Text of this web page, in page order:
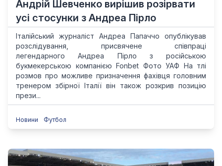
Андрій Шевченко вирішив розірвати
усі стосунки з Андреа Пірло
Італійський журналіст Андреа Папаччо опублікував
розслідування, присвячене співпраці
легендарного Андреа Пірло з російською
букмекерською компанією Fonbet Фото УАФ На тлі
розмов про можливе призначення фахівця головним
тренером збірної Італії він також розкрив позицію
прези...
Новини Футбол